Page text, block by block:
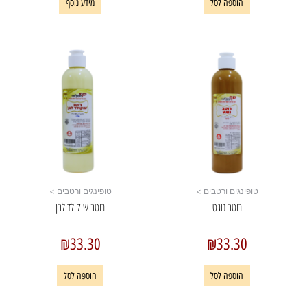
הוספה לסל מידע נוסף
טופינגים ורטבים >
רוטב נוגט
₪33.30
הוספה לסל
טופינגים ורטבים >
רוטב שוקולד לבן
₪33.30
הוספה לסל